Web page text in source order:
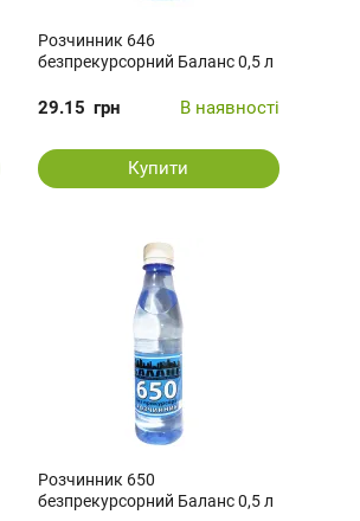
Розчинник 646
безпрекурсорний Баланс 0,5 л
29.15 грн В наявності
Купити
Розчинник 650
безпрекурсорний Баланс 0,5 л